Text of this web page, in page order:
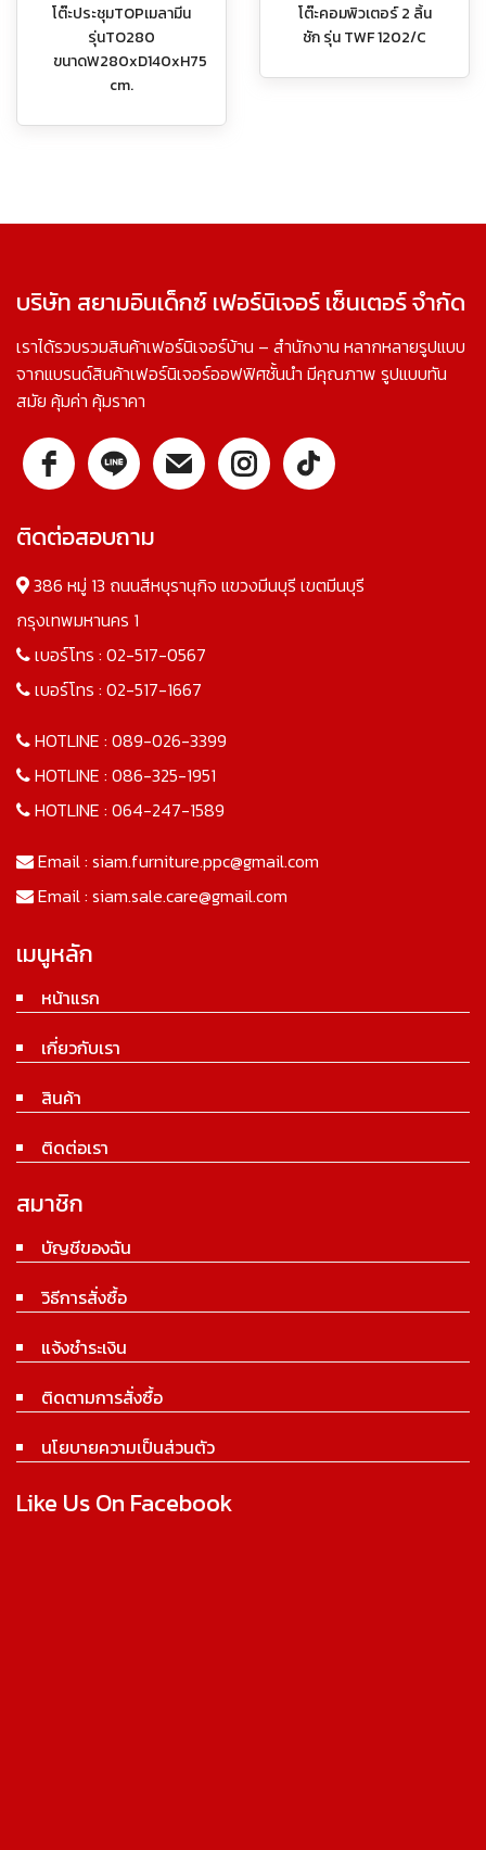
โต๊ะประชุมTOPเมลามีน
รุ่นTO280
ขนาดW280xD140xH75
cm.
โต๊ะคอมพิวเตอร์ 2 ลิ้น
ชัก รุ่น TWF 1202/C
บริษัท สยามอินเด็กซ์ เฟอร์นิเจอร์ เซ็นเตอร์ จำกัด
เราได้รวบรวมสินค้าเฟอร์นิเจอร์บ้าน – สำนักงาน หลากหลายรูปแบบ
จากแบรนด์สินค้าเฟอร์นิเจอร์ออฟฟิศชั้นนำ มีคุณภาพ รูปแบบทัน
สมัย คุ้มค่า คุ้มราคา
ติดต่อสอบถาม
386 หมู่ 13 ถนนสีหบุรานุกิจ แขวงมีนบุรี เขตมีนบุรี
กรุงเทพมหานคร 1
เบอร์โทร : 02-517-0567
เบอร์โทร : 02-517-1667
HOTLINE : 089-026-3399
HOTLINE : 086-325-1951
HOTLINE : 064-247-1589
Email : siam.furniture.ppc@gmail.com
Email : siam.sale.care@gmail.com
เมนูหลัก
หน้าแรก
เกี่ยวกับเรา
สินค้า
ติดต่อเรา
สมาชิก
บัญชีของฉัน
วิธีการสั่งซื้อ
แจ้งชำระเงิน
ติดตามการสั่งซื้อ
นโยบายความเป็นส่วนตัว
Like Us On Facebook